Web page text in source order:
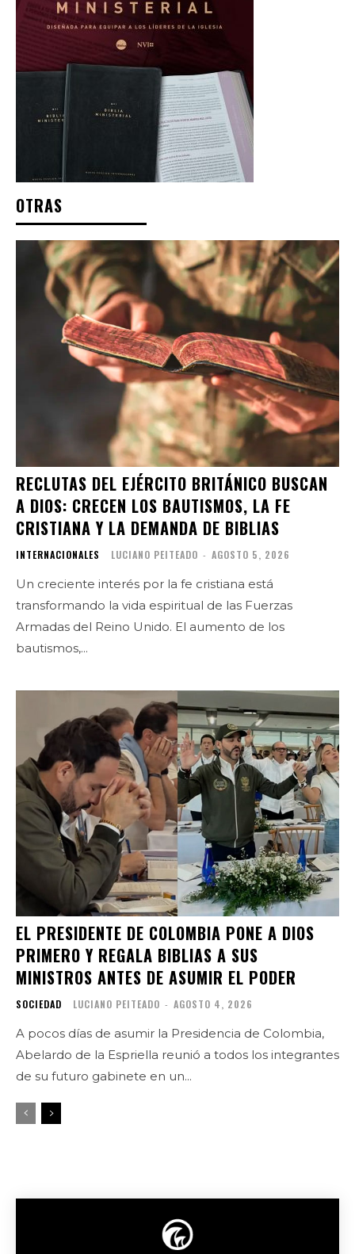
OTRAS
RECLUTAS DEL EJÉRCITO BRITÁNICO BUSCAN
A DIOS: CRECEN LOS BAUTISMOS, LA FE
CRISTIANA Y LA DEMANDA DE BIBLIAS
INTERNACIONALES LUCIANO PEITEADO - AGOSTO 5, 2026
Un creciente interés por la fe cristiana está
transformando la vida espiritual de las Fuerzas
Armadas del Reino Unido. El aumento de los
bautismos,...
EL PRESIDENTE DE COLOMBIA PONE A DIOS
PRIMERO Y REGALA BIBLIAS A SUS
MINISTROS ANTES DE ASUMIR EL PODER
SOCIEDAD LUCIANO PEITEADO - AGOSTO 4, 2026
A pocos días de asumir la Presidencia de Colombia,
Abelardo de la Espriella reunió a todos los integrantes
de su futuro gabinete en un...